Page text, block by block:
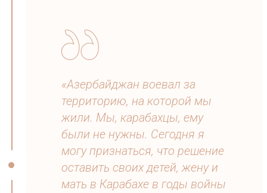
«Азербайджан воевал за
территорию, на которой мы
жили. Мы, карабахцы, ему
были не нужны. Сегодня я
могу признаться, что решение
оставить своих детей, жену и
мать в Карабахе в годы войны